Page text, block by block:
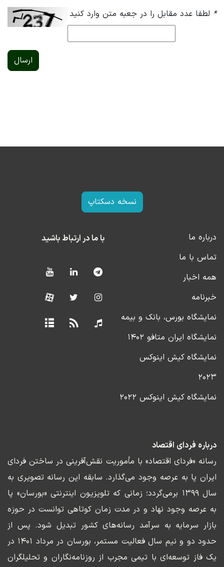
* لطفا عدد مقابل را در جعبه متن وارد کنید
ارسال
نسخه دسکتاپ
درباره ما
تماس با ما
همه اخبار
خبرنامه
نمایشگاه بورس، بانک و بیمه
نمایشگاه ایران متافو ۱۴۰۲
نمایشگاه کیش اینوکس
۲۰۲۳
نمایشگاه کیش اینوکس ۲۰۲۲
با ما در ارتباط باشید
درباره فردای اقتصاد
رسانه «فردای اقتصاد» با مأموریت نقش‌آفرینی در ساختن فردای
ایران پا به عرصه وجود می‌گذارد. سابقه این رسانه تصویری به
سال ۱۳۹۹ برمی‌گردد؛ زمانی که تلویزیون اینترنتی «بورسان» پا
به عرصه وجود نهاد و در مدت زمان کوتاهی توانست در حوزه
بازار سرمایه به سرآمد رسانه‌های کشور تبدیل شود. پس از
حدود دو و نیم سال فعالیت مستمر، بورسان در مرداد ۱۴۰۱ در
یک فاز توسعه‌ای با تیمی مجرب از روزنامه‌نگاران و تحلیلگران